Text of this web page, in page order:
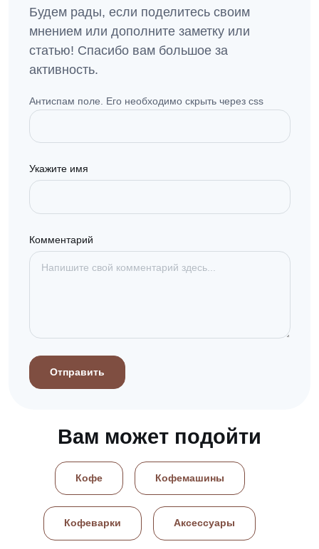
Будем рады, если поделитесь своим
мнением или дополните заметку или
статью! Спасибо вам большое за
активность.
Антиспам поле. Его необходимо скрыть через css
Укажите имя
Комментарий
Отправить
Вам может подойти
Кофе Кофемашины
Кофеварки Аксессуары